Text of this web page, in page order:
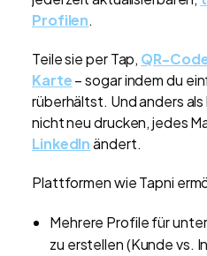
Profilen.
Teile sie per Tap, QR-
Karte– sogar indem du
rüberhältst. Und anders als
nicht neu drucken, jedes
LinkedInändert.
Plattformen wie Tapni
Mehrere Profile für
zu erstellen (Kunde vs.